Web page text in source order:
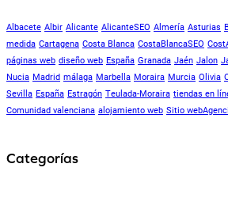
Albacete Albir Alicante AlicanteSEO Almería Asturias
medida Cartagena Costa Blanca CostaBlancaSEO
páginas web diseño web España Granada Jaén Jalon
Nucia Madrid málaga Marbella Moraira Murcia Olivia
Sevilla España Estragón Teulada-Moraira tiendas en
Comunidad valenciana alojamiento web Sitio
Categorías